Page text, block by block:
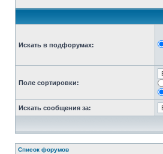
Искать в подфорумах:
Поле сортировки:
Искать сообщения за:
Список форумов